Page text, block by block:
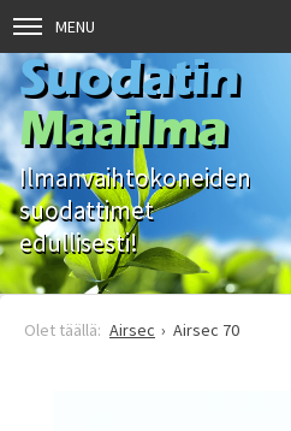
MENU
Suodatin
Maailma
Ilmanvaihtokoneiden
suodattimet
edullisesti!
Airsec Airsec 70